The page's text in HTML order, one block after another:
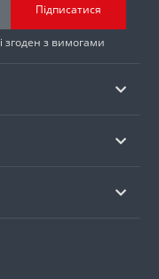
Підписатися
і згоден з вимогами